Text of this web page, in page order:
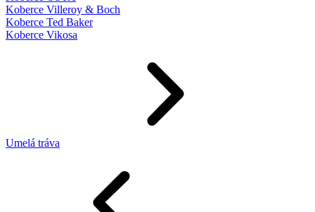
Koberce Villeroy & Boch
Koberce Ted Baker
Koberce Vikosa
Umelá tráva